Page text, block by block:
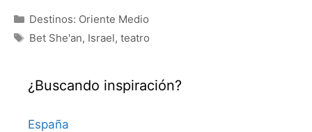
Categorías
Destinos: Oriente Medio
Etiquetas
Bet She'an, Israel, teatro
¿Buscando inspiración?
España